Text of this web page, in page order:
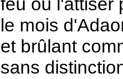
le mois
et brûlant
sans